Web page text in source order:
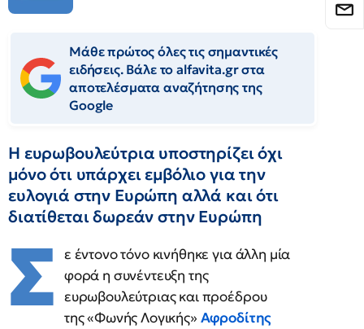
Μάθε πρώτος όλες τις σημαντικές
ειδήσεις. Βάλε το alfavita.gr στα
αποτελέσματα αναζήτησης της
Google
Η ευρωβουλεύτρια υποστηρίζει όχι
μόνο ότι υπάρχει εμβόλιο για την
ευλογιά στην Ευρώπη αλλά και ότι
διατίθεται δωρεάν στην Ευρώπη
Σ ε έντονο τόνο κινήθηκε για άλλη μία
φορά η συνέντευξη της
ευρωβουλεύτριας και προέδρου
της «Φωνής Λογικής» Αφροδίτης